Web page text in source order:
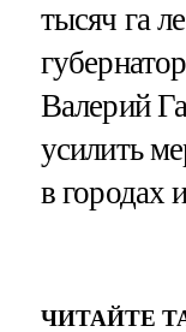
тысяч га
Валерий
усилить
в городах
ЧИТАЙТЕ